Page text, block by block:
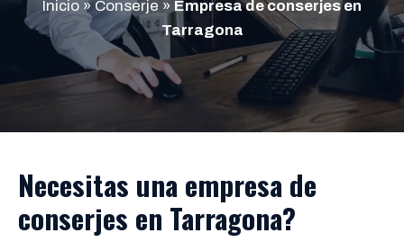
Inicio » Conserje » Empresa de conserjes en
Tarragona
Necesitas una empresa de
conserjes en Tarragona?